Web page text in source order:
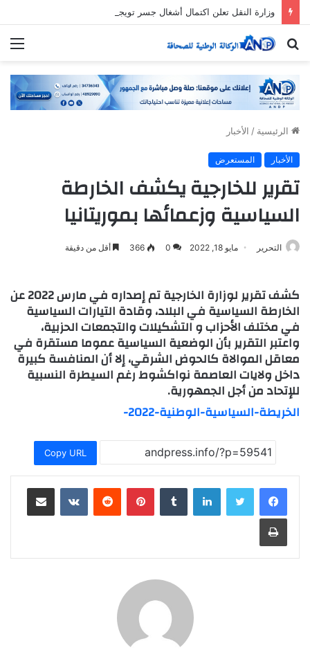
وزارة النقل تعلن اكتمال أشغال جسر تويجكجيت
بحث
الرئيسية / الأخبار
الأخبار المستعرض
تقرير للخارجية يكشف الخارطة
السياسية وزعمائها بموريتانيا
التحرير مايو 18, 2022 0
366 أقل من دقيقة
كشف تقرير لوزارة الخارجية تم إصداره في مارس 2022 عن
الخارطة السياسية في البلاد، وقادة التيارات السياسية
في مختلف الأحزاب و التشكيلات والتجمعات الحزبية،
واعتبر التقرير بأن الوضعية السياسية عموما مستقرة في
معاقل الموالاة كالحوض الشرقي، إلا أن المنافسة كبيرة
داخل ولايات العاصمة نواكشوط رغم السيطرة النسبية
للإتحاد من أجل الجمهورية.
الخريطة-السياسية-الوطنية-2022-
Copy URL
لينكدإن بينتيريست مشاركة عبر البريد
طباعة